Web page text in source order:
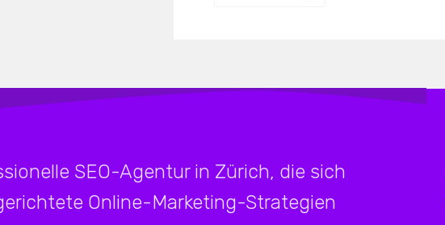
SEO-Agentur in Zürich, die sich
Online-Marketing-Strategien